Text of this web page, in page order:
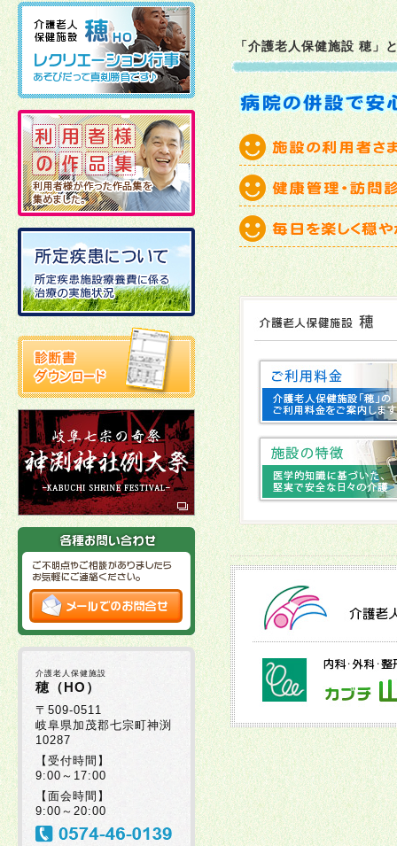
2025年12月19日
2025年12月02日
2025年11月21日
2025年11月11日
2025年10月27日
2025年10月22日
2025年10月03日
2025年10月02日
2025年09月01日
2025年08月29日
2025年08月05日
2025年07月30日
2025年07月08日
「介護老人保健施設 穂」
介護老人保健施設
穂（HO）
〒509-0511
岐阜県加茂郡七宗町神渕
10287
【受付時間】
9:00～17:00
【面会時間】
9:00～20:00